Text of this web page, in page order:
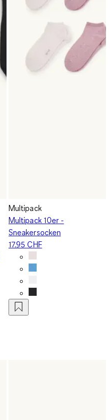
Multipack
Multipack 10er -
Sneakersocken
17.95 CHF